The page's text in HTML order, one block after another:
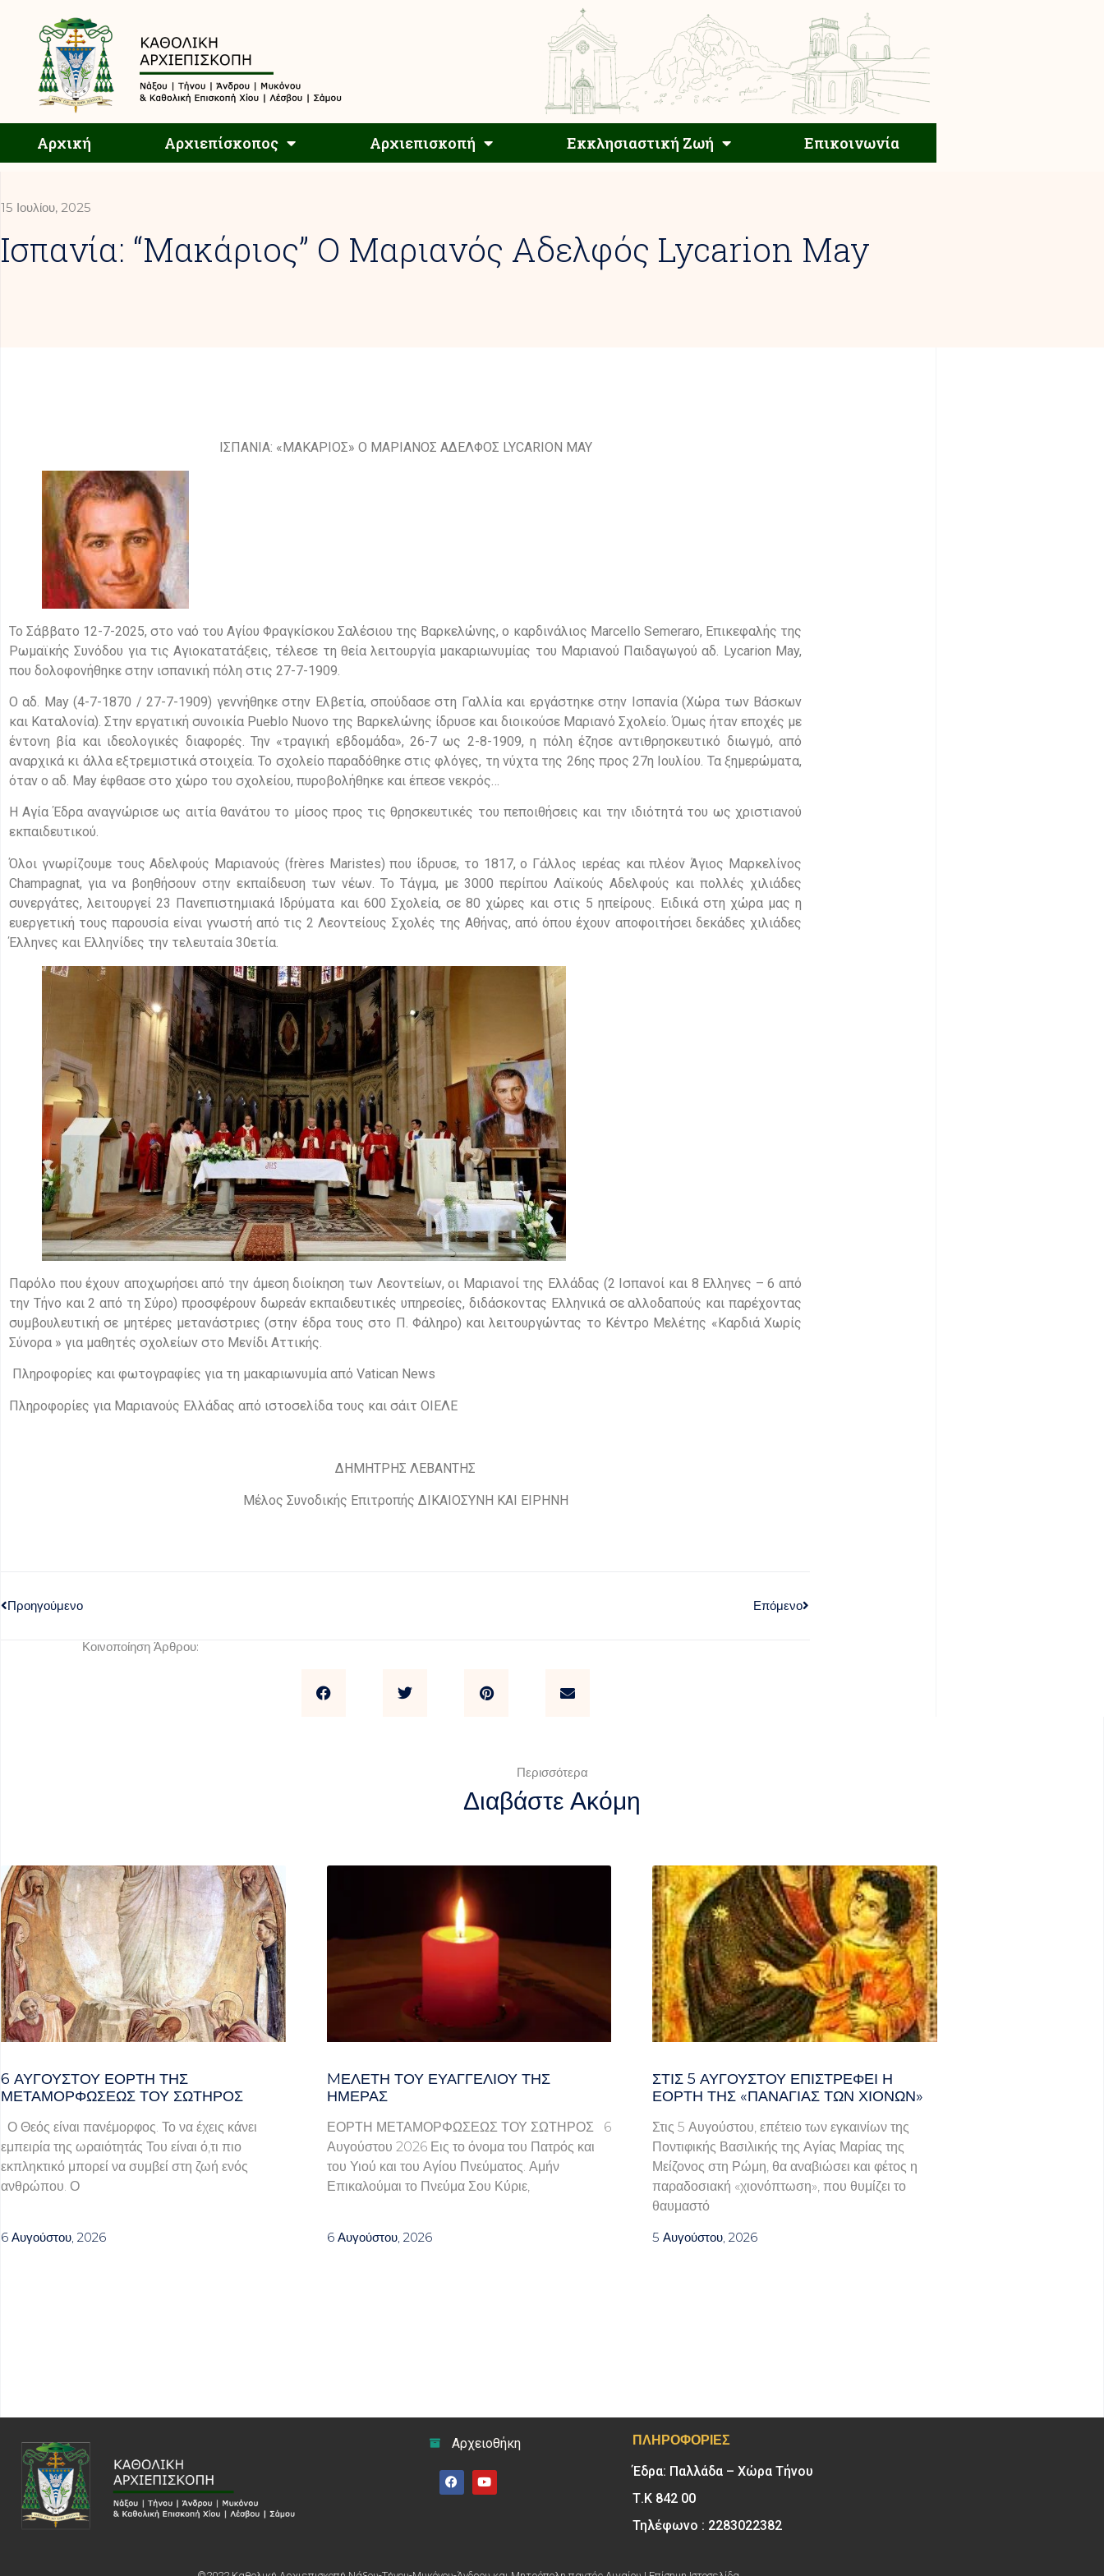
Αρχική Αρχιεπίσκοπος Αρχιεπισκοπή Εκκλησιαστική Ζωή Επικοινωνία
Αρχιεπισκοπή Εκκλησιαστική Ζωή Επικοινωνία
15 Ιουλίου, 2025
Ισπανία: “Μακάριος” Ο Μαριανός Αδελφός Lycarion May
ΙΣΠΑΝΙΑ: «ΜΑΚΑΡΙΟΣ» Ο ΜΑΡΙΑΝΟΣ ΑΔΕΛΦΟΣ LYCARION MAY
Το Σάββατο 12-7-2025, στο ναό του Αγίου Φραγκίσκου Σαλέσιου της Βαρκελώνης, ο καρδινάλιος Marcello Semeraro, Επικεφαλής της
Ρωμαϊκής Συνόδου για τις Αγιοκατατάξεις, τέλεσε τη θεία λειτουργία μακαριωνυμίας του Μαριανού Παιδαγωγού αδ. Lycarion May,
που δολοφονήθηκε στην ισπανική πόλη στις 27-7-1909.
Ο αδ. May (4-7-1870 / 27-7-1909) γεννήθηκε στην Ελβετία, σπούδασε στη Γαλλία και εργάστηκε στην Ισπανία (Χώρα των Βάσκων
και Καταλονία). Στην εργατική συνοικία Pueblo Nuovo της Βαρκελώνης ίδρυσε και διοικούσε Μαριανό Σχολείο. Όμως ήταν εποχές με
έντονη βία και ιδεολογικές διαφορές. Την «τραγική εβδομάδα», 26-7 ως 2-8-1909, η πόλη έζησε αντιθρησκευτικό διωγμό, από
αναρχικά κι άλλα εξτρεμιστικά στοιχεία. Το σχολείο παραδόθηκε στις φλόγες, τη νύχτα της 26ης προς 27η Ιουλίου. Τα ξημερώματα,
όταν ο αδ. May έφθασε στο χώρο του σχολείου, πυροβολήθηκε και έπεσε νεκρός…
Η Αγία Έδρα αναγνώρισε ως αιτία θανάτου το μίσος προς τις θρησκευτικές του πεποιθήσεις και την ιδιότητά του ως χριστιανού
εκπαιδευτικού.
Όλοι γνωρίζουμε τους Αδελφούς Μαριανούς (frères Maristes) που ίδρυσε, το 1817, ο Γάλλος ιερέας και πλέον Άγιος Μαρκελίνος
Champagnat, για να βοηθήσουν στην εκπαίδευση των νέων. Το Τάγμα, με 3000 περίπου Λαϊκούς Αδελφούς και πολλές χιλιάδες
συνεργάτες, λειτουργεί 23 Πανεπιστημιακά Ιδρύματα και 600 Σχολεία, σε 80 χώρες και στις 5 ηπείρους. Ειδικά στη χώρα μας η
ευεργετική τους παρουσία είναι γνωστή από τις 2 Λεοντείους Σχολές της Αθήνας, από όπου έχουν αποφοιτήσει δεκάδες χιλιάδες
Έλληνες και Ελληνίδες την τελευταία 30ετία.
Παρόλο που έχουν αποχωρήσει από την άμεση διοίκηση των Λεοντείων, οι Μαριανοί της Ελλάδας (2 Ισπανοί και 8 Ελληνες – 6 από
την Τήνο και 2 από τη Σύρο) προσφέρουν δωρεάν εκπαιδευτικές υπηρεσίες, διδάσκοντας Ελληνικά σε αλλοδαπούς και παρέχοντας
συμβουλευτική σε μητέρες μετανάστριες (στην έδρα τους στο Π. Φάληρο) και λειτουργώντας το Κέντρο Μελέτης «Καρδιά Χωρίς
Σύνορα » για μαθητές σχολείων στο Μενίδι Αττικής.
Πληροφορίες και φωτογραφίες για τη μακαριωνυμία από Vatican News
Πληροφορίες για Μαριανούς Ελλάδας από ιστοσελίδα τους και σάιτ ΟΙΕΛΕ
ΔΗΜΗΤΡΗΣ ΛΕΒΑΝΤΗΣ
Μέλος Συνοδικής Επιτροπής ΔΙΚΑΙΟΣΥΝΗ ΚΑΙ ΕΙΡΗΝΗ
Προηγούμενο Επόμενο
Κοινοποίηση Άρθρου:
Περισσότερα
Διαβάστε Ακόμη
6 ΑΥΓΟΥΣΤΟΥ ΕΟΡΤΗ ΤΗΣ
ΜΕΤΑΜΟΡΦΩΣΕΩΣ ΤΟΥ ΣΩΤΗΡΟΣ
Ο Θεός είναι πανέμορφος. Το να έχεις κάνει
εμπειρία της ωραιότητάς Του είναι ό,τι πιο
εκπληκτικό μπορεί να συμβεί στη ζωή ενός
ανθρώπου. Ο
6 Αυγούστου, 2026
MΕΛΈΤΗ ΤΟΥ ΕΥΑΓΓΕΛΊΟΥ ΤΗΣ
ΗΜΈΡΑΣ
ΕΟΡΤΗ ΜΕΤΑΜΟΡΦΩΣΕΩΣ ΤΟΥ ΣΩΤΗΡΟΣ 6
Αυγούστου 2026 Εις το όνομα του Πατρός και
του Υιού και του Αγίου Πνεύματος. Αμήν
Επικαλούμαι το Πνεύμα Σου Κύριε,
6 Αυγούστου, 2026
ΣΤΙΣ 5 ΑΥΓΟΎΣΤΟΥ ΕΠΙΣΤΡΈΦΕΙ Η
ΕΟΡΤΉ ΤΗΣ «ΠΑΝΑΓΊΑΣ ΤΩΝ ΧΙΌΝΩΝ»
Στις 5 Αυγούστου, επέτειο των εγκαινίων της
Ποντιφικής Βασιλικής της Αγίας Μαρίας της
Μείζονος στη Ρώμη, θα αναβιώσει και φέτος η
παραδοσιακή «χιονόπτωση», που θυμίζει το
θαυμαστό
5 Αυγούστου, 2026
Αρχειοθήκη
ΠΛΗΡΟΦΟΡΊΕΣ
Έδρα: Παλλάδα – Χώρα Τήνου
Τ.Κ 842 00
Τηλέφωνο : 2283022382